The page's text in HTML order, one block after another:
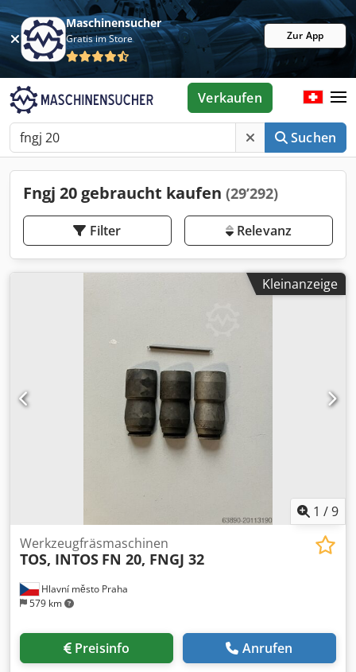
Maschinensucher
Gratis im Store Zur App
Suchen
Verkaufen
Fngj 20 gebraucht kaufen (29’292)
Filter Relevanz
Kleinanzeige
1 /9
Hlavní město Praha
579 km
Werkzeugfräsmaschinen
TOS, INTOS FN 20, FNGJ 32
Preisinfo Anrufen